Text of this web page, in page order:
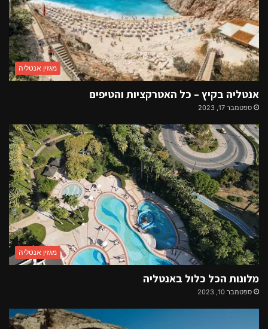
מגזין אנטליה
אנטליה בקיץ – כל האטרקציות והטיפים
ספטמבר 17, 2023
מגזין אנטליה
מלונות הכל כלול באנטליה
ספטמבר 10, 2023